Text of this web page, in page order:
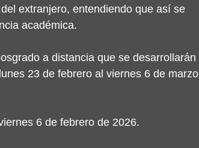
extranjero, entendiendo que así se
académica.
a distancia que se desarrollarán
23 de febrero al viernes 6 de marzo
6 de febrero de 2026.